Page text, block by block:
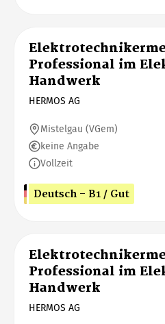
Professional im
Handwerk
HERMOS AG
Mistelgau (VGem)
keine Angabe
Vollzeit
Deutsch - B1 / Gut
Professional im
Handwerk
HERMOS AG